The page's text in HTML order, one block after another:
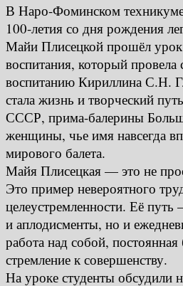
В Наро-Фоминском
100-летия со дня рождения
Майи Плисецкой прошёл урок
воспитания, который провела
воспитанию Кириллина С.Н.
стала жизнь и творческий
СССР, прима-балерины
женщины, чье имя навсегда
мирового балета.
Майя Плисецкая — это не
Это пример невероятного
целеустремленности. Её путь
и аплодисменты, но и
работа над собой,
стремление к совершенству.
На уроке студенты обсудили